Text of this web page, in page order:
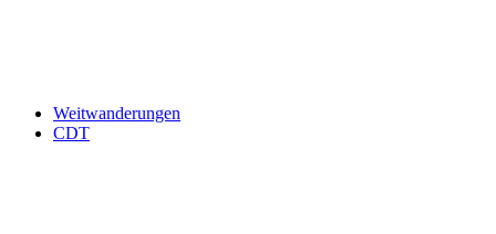
Weitwanderungen
CDT